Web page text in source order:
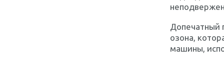
Допечатный
озона,
машины,